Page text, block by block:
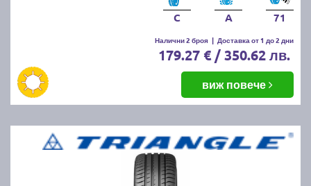
C A 71
Налични 2 броя | Доставка от 1 до 2 дни
179.27 € / 350.62 лв.
виж повече